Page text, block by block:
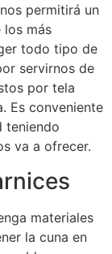
permitirá un
más
todo tipo de
servirnos de
por tela
Es conveniente
teniendo
va a ofrecer.
materiales
la cuna en